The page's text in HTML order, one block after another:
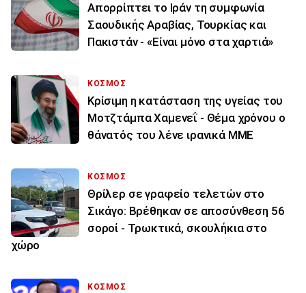
Απορρίπτει το Ιράν τη συμφωνία
Σαουδικής Αραβίας, Τουρκίας και
Πακιστάν - «Είναι μόνο στα χαρτιά»
ΚΟΣΜΟΣ
Κρίσιμη η κατάσταση της υγείας του
Μοτζτάμπα Χαμενεΐ - Θέμα χρόνου ο
θάνατός του λένε ιρανικά ΜΜΕ
ΚΟΣΜΟΣ
Θρίλερ σε γραφείο τελετών στο
Σικάγο: Βρέθηκαν σε αποσύνθεση 56
σοροί - Τρωκτικά, σκουλήκια στο
χώρο
ΚΟΣΜΟΣ